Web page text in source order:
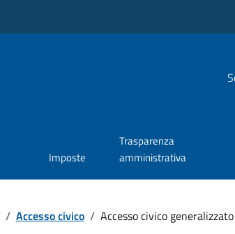
Imposte
Trasparenza
amministrativa
/ Accesso civico / Accesso civico